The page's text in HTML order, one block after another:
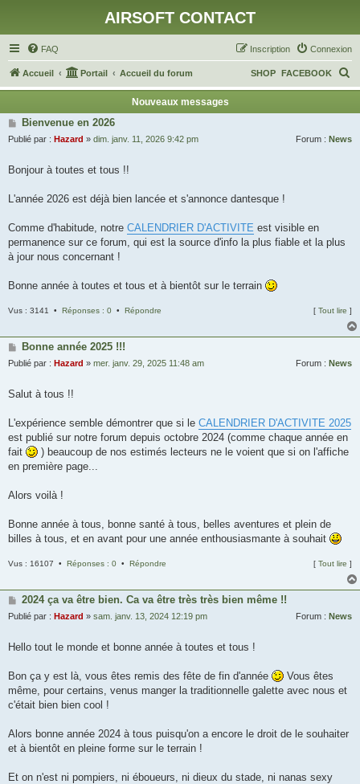
AIRSOFT CONTACT
FAQ Connexion
Inscription
Accueil Portail Accueil du forum
e
FACEBOOK
SHOP
Nouveaux messages
Bienvenue en 2026
Publié par : Hazard » dim. janv. 11, 2026 9:42 pm Forum : News
Bonjour à toutes et tous !!
L'année 2026 est déjà bien lancée et s'annonce dantesque !
Comme d'habitude, notre CALENDRIER D'ACTIVITE est visible en
permanence sur ce forum, qui est la source d'info la plus fiable et la plus
à jour nous concernant !
Bonne année à toutes et tous et à bientôt sur le terrain
Vus : 3141 • Réponses : 0 • Répondre [ Tout lire ]
Bonne année 2025 !!!
Publié par : Hazard » mer. janv. 29, 2025 11:48 am Forum : News
Salut à tous !!
L'expérience semble démontrer que si le CALENDRIER D'ACTIVITE 2025
est publié sur notre forum depuis octobre 2024 (comme chaque année en
fait
) beaucoup de nos estimés lecteurs ne le voient que si on l'affiche
en première page...
Alors voilà !
Bonne année à tous, bonne santé à tous, belles aventures et plein de
billes à tous, et en avant pour une année enthousiasmante à souhait
Vus : 16107 • Réponses : 0 • Répondre [ Tout lire ]
2024 ça va être bien. Ca va être très très bien même !!
Publié par : Hazard » sam. janv. 13, 2024 12:19 pm Forum : News
Hello tout le monde et bonne année à toutes et tous !
Bon ça y est là, vous êtes remis des fête de fin d'année
Vous êtes
même, pour certains, venus manger la traditionnelle galette avec nous et
c'était bien bien cool !
Alors bonne année 2024 à tous puisqu'on a encore le droit de le souhaiter
et à bientôt en pleine forme sur le terrain !
Et on n'est ni pompiers, ni éboueurs, ni dieux du stade, ni nanas sexy